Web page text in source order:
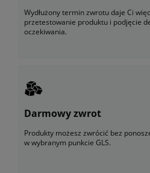
Wydłużony termin zwrotu daje Ci
przetestowanie produktu i podjęcie
oczekiwania.
Darmowy zwrot
Produkty możesz zwrócić bez
w wybranym punkcie GLS.